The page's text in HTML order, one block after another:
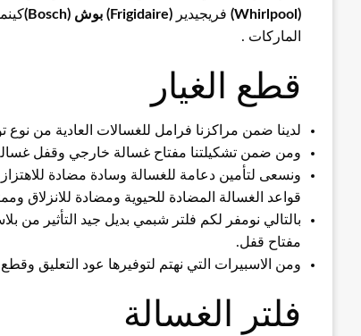
(Whirlpool)
فريجيدير (Frigidaire) بوش (Bosch)
الماركات .
قطع الغيار
لدينا ضمن مراكزنا فرامل للغسالات العادية من
ومن ضمن تشكيلتنا مفتاح غسالة خارجي وقفل غسالة دايو
قواعد الغسالة المضادة للحيوية ومضادة للانزلاق
مفتاح قفل.
ومن الاسبيرات التي نهتم لتوفيرها عود التعليق وقطع
فلتر الغسالة